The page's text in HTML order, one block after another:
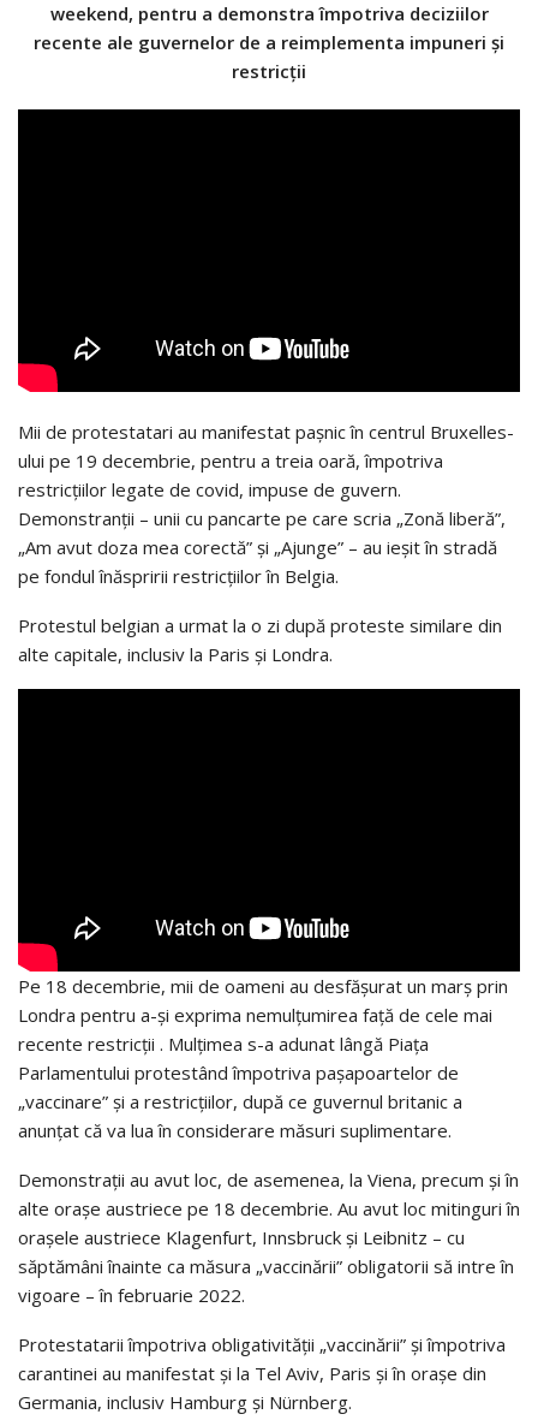
weekend, pentru a demonstra împotriva deciziilor
recente ale guvernelor de a reimplementa impuneri şi
restricţii
Mii de protestatari au manifestat paşnic în centrul Bruxelles-
ului pe 19 decembrie, pentru a treia oară, împotriva
restricţiilor legate de covid, impuse de guvern.
Demonstranţii – unii cu pancarte pe care scria „Zonă liberă”,
„Am avut doza mea corectă” şi „Ajunge” – au ieşit în stradă
pe fondul înăspririi restricţiilor în Belgia.
Protestul belgian a urmat la o zi după proteste similare din
alte capitale, inclusiv la Paris şi Londra.
Pe 18 decembrie, mii de oameni au desfăşurat un marş prin
Londra pentru a-şi exprima nemulţumirea faţă de cele mai
recente restricţii . Mulţimea s-a adunat lângă Piaţa
Parlamentului protestând împotriva paşapoartelor de
„vaccinare” şi a restricţiilor, după ce guvernul britanic a
anunţat că va lua în considerare măsuri suplimentare.
Demonstraţii au avut loc, de asemenea, la Viena, precum şi în
alte oraşe austriece pe 18 decembrie. Au avut loc mitinguri în
oraşele austriece Klagenfurt, Innsbruck şi Leibnitz – cu
săptămâni înainte ca măsura „vaccinării” obligatorii să intre în
vigoare – în februarie 2022.
Protestatarii împotriva obligativităţii „vaccinării” şi împotriva
carantinei au manifestat şi la Tel Aviv, Paris şi în oraşe din
Germania, inclusiv Hamburg şi Nürnberg.